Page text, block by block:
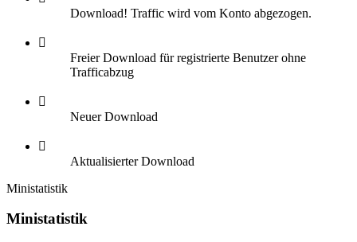
Download! Traffic wird vom Konto abgezogen.
Freier Download für registrierte Benutzer ohne
Trafficabzug
Neuer Download
Aktualisierter Download
Ministatistik
Ministatistik